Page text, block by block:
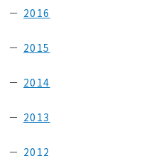
2016
2015
2014
2013
2012